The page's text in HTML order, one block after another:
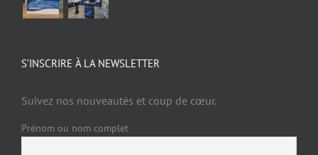
S’INSCRIRE À LA NEWSLETTER
Suivez nos nouveautés et coup de cœur.
Prénom ou nom complet